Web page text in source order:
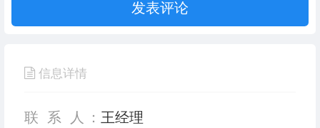
发表评论
信息详情
联 系 人：王经理